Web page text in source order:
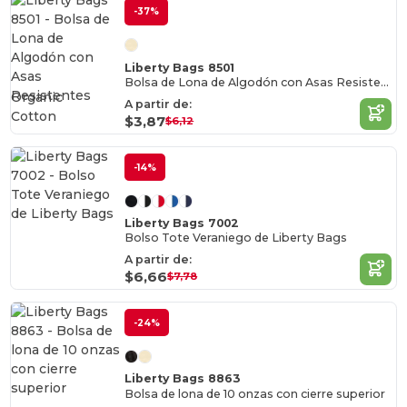
-37%
Liberty Bags 8501
Bolsa de Lona de Algodón con Asas Resistentes
A partir de:
$3,87$6,12
Organic
Cotton
-14%
Liberty Bags 7002
Bolso Tote Veraniego de Liberty Bags
A partir de:
$6,66$7,78
-24%
Liberty Bags 8863
Bolsa de lona de 10 onzas con cierre superior